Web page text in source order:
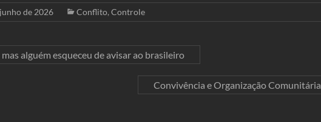
de 2026 Conflito, Controle
alguém esqueceu de avisar ao brasileiro
Convivência e Organização Comunitária